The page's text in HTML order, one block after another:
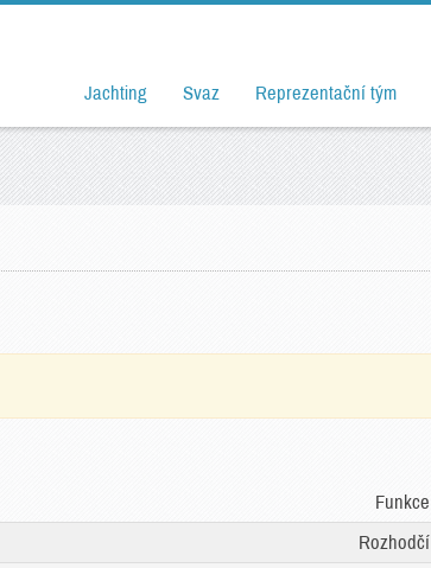
Jachting Svaz Reprezentační tým
Funkce
Rozhodčí